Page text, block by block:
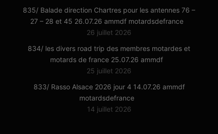
835/ Balade direction Chartres pour les antennes 76 –
27 – 28 et 45 26.07.26 ammdf motardsdefrance
26 juillet 2026
834/ les divers road trip des membres motardes et
motards de france 25.07.26 ammdf
25 juillet 2026
833/ Rasso Alsace 2026 jour 4 14.07.26 ammdf
motardsdefrance
14 juillet 2026